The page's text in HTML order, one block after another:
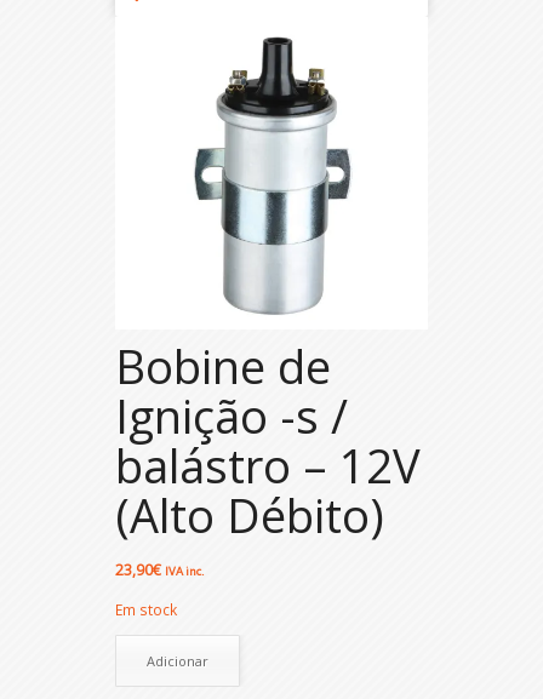
Bobine de
Ignição -s /
balástro – 12V
(Alto Débito)
23,90€ IVA inc.
Em stock
Adicionar